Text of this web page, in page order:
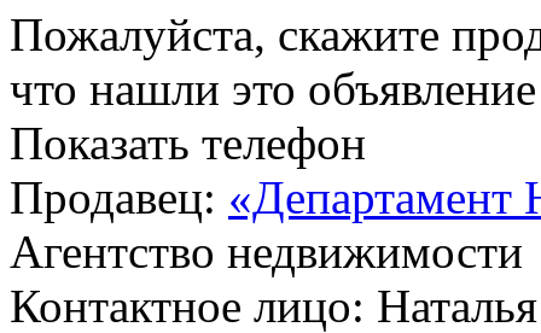
Пожалуйста, скажите
что нашли это
Показать телефон
Продавец: «Департамент
Агентство недвижимости
Контактное лицо: Наталья